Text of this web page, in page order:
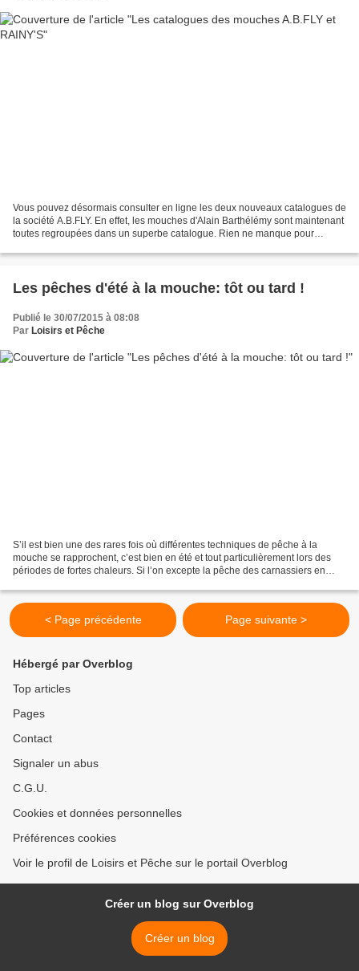
Vous pouvez désormais consulter en ligne les deux nouveaux catalogues de
la société A.B.FLY. En effet, les mouches d'Alain Barthélémy sont maintenant
toutes regroupées dans un superbe catalogue. Rien ne manque pour
Les pêches d'été à la mouche: tôt ou tard !
Publié le 30/07/2015 à 08:08
Par Loisirs et Pêche
S’il est bien une des rares fois où différentes techniques de pêche à la
mouche se rapprochent, c’est bien en été et tout particulièrement lors des
périodes de fortes chaleurs. Si l’on excepte la pêche des carnassiers en
< Page précédente Page suivante >
Hébergé par Overblog
Top articles
Pages
Contact
Signaler un abus
C.G.U.
Cookies et données personnelles
Préférences cookies
Voir le profil de Loisirs et Pêche sur le portail Overblog
Créer un blog sur Overblog
Créer un blog